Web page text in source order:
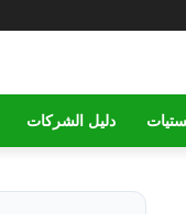
دليل الشركات